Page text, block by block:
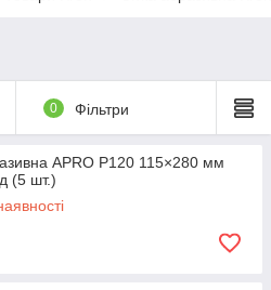
0 Фільтри
APRO P120 115×280 мм
(5 шт.)